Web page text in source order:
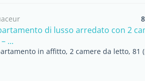
di lusso arredato con 2
...
in affitto, 2 camere da letto, 81